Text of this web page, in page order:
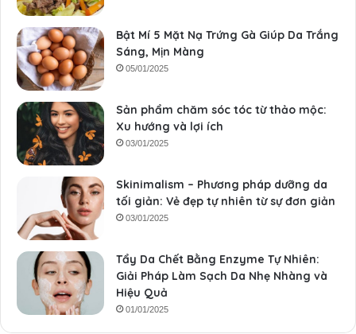
Bật Mí 5 Mặt Nạ Trứng Gà Giúp Da Trắng
Sáng, Mịn Màng
05/01/2025
Sản phẩm chăm sóc tóc từ thảo mộc:
Xu hướng và lợi ích
03/01/2025
Skinimalism – Phương pháp dưỡng da
tối giản: Vẻ đẹp tự nhiên từ sự đơn giản
03/01/2025
Tẩy Da Chết Bằng Enzyme Tự Nhiên:
Giải Pháp Làm Sạch Da Nhẹ Nhàng và
Hiệu Quả
01/01/2025